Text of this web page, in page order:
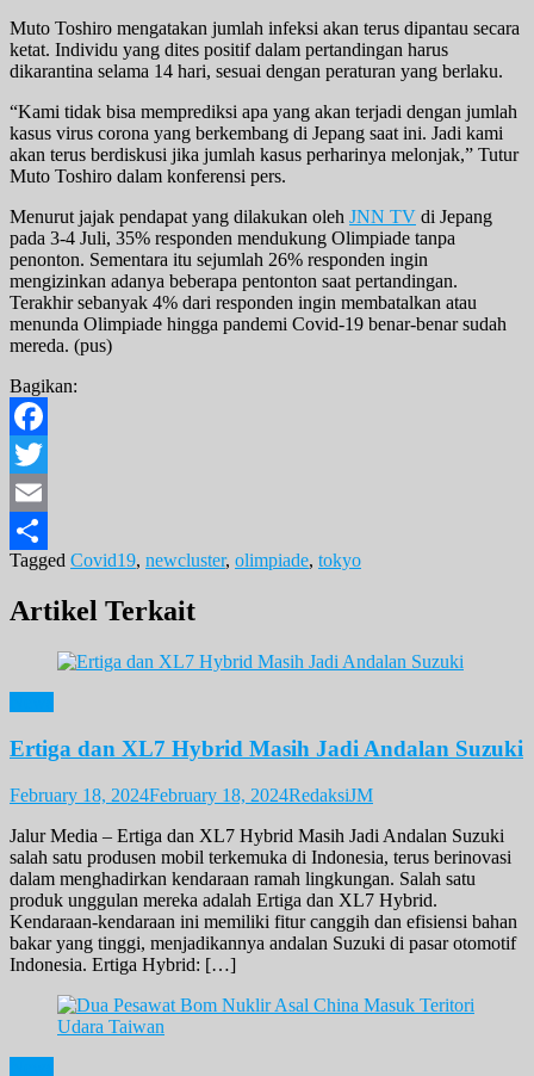
Muto Toshiro mengatakan jumlah infeksi akan terus dipantau secara
ketat. Individu yang dites positif dalam pertandingan harus
dikarantina selama 14 hari, sesuai dengan peraturan yang berlaku.
“Kami tidak bisa memprediksi apa yang akan terjadi dengan jumlah
kasus virus corona yang berkembang di Jepang saat ini. Jadi kami
akan terus berdiskusi jika jumlah kasus perharinya melonjak,” Tutur
Muto Toshiro dalam konferensi pers.
Menurut jajak pendapat yang dilakukan oleh JNN TV di Jepang
pada 3-4 Juli, 35% responden mendukung Olimpiade tanpa
penonton. Sementara itu sejumlah 26% responden ingin
mengizinkan adanya beberapa pentonton saat pertandingan.
Terakhir sebanyak 4% dari responden ingin membatalkan atau
menunda Olimpiade hingga pandemi Covid-19 benar-benar sudah
mereda. (pus)
Bagikan:
Facebook
Twitter
Email
Share
Tagged Covid19, newcluster, olimpiade, tokyo
Artikel Terkait
Ertiga dan XL7 Hybrid Masih Jadi Andalan Suzuki
February 18, 2024February 18, 2024RedaksiJM
Jalur Media – Ertiga dan XL7 Hybrid Masih Jadi Andalan Suzuki
salah satu produsen mobil terkemuka di Indonesia, terus berinovasi
dalam menghadirkan kendaraan ramah lingkungan. Salah satu
produk unggulan mereka adalah Ertiga dan XL7 Hybrid.
Kendaraan-kendaraan ini memiliki fitur canggih dan efisiensi bahan
bakar yang tinggi, menjadikannya andalan Suzuki di pasar otomotif
Indonesia. Ertiga Hybrid: […]